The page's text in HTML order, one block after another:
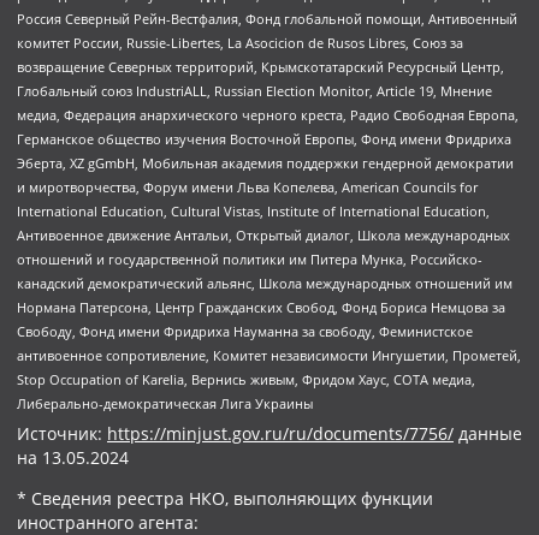
Россия Северный Рейн-Вестфалия, Фонд глобальной помощи, Антивоенный
комитет России, Russie-Libertes, La Asocicion de Rusos Libres, Союз за
возвращение Северных территорий, Крымскотатарский Ресурсный Центр,
Глобальный союз IndustriALL, Russian Election Monitor, Article 19, Мнение
медиа, Федерация анархического черного креста, Радио Свободная Европа,
Германское общество изучения Восточной Европы, Фонд имени Фридриха
Эберта, XZ gGmbH, Мобильная академия поддержки гендерной демократии
и миротворчества, Форум имени Льва Копелева, American Councils for
International Education, Cultural Vistas, Institute of International Education,
Антивоенное движение Антальи, Открытый диалог, Школа международных
отношений и государственной политики им Питера Мунка, Российско-
канадский демократический альянс, Школа международных отношений им
Нормана Патерсона, Центр Гражданских Свобод, Фонд Бориса Немцова за
Свободу, Фонд имени Фридриха Науманна за свободу, Феминистское
антивоенное сопротивление, Комитет независимости Ингушетии, Прометей,
Stop Occupation of Karelia, Вернись живым, Фридом Хаус, СОТА медиа,
Либерально-демократическая Лига Украины
Источник: https://minjust.gov.ru/ru/documents/7756/ данные
на 13.05.2024
* Сведения реестра НКО, выполняющих функции
иностранного агента: